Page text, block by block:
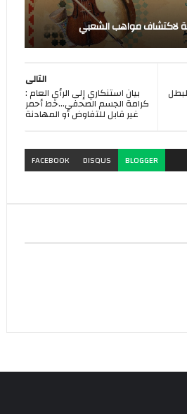
لاكتشاف مواهب الشعبي
التالى
بيان استنكاري إلى الرأي العام :
كرامة الجسم الصحفي...خط أحمر
غير قابل للتفاوض أو المهادنة
BLOGGER
DISQUS
FACEBOOK